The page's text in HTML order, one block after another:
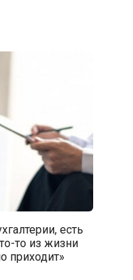
есть
то из жизни
приходит»